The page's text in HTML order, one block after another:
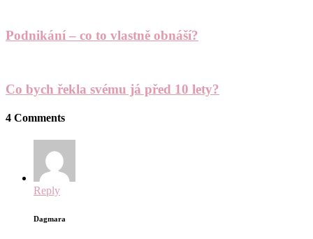
Podnikání – co to vlastně obnáší?
Co bych řekla svému já před 10 lety?
4 Comments
Reply
Dagmara